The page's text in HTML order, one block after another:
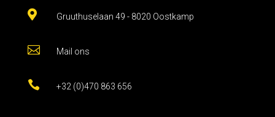
 Gruuthuselaan 49 - 8020 Oostkamp
 Mail ons
 +32 (0)470 863 656